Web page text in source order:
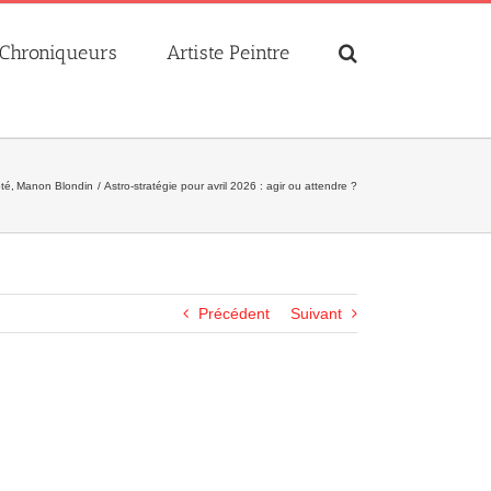
Chroniqueurs Artiste Peintre
Manon Blondin Astro-stratégie pour avril 2026 : agir ou attendre ?
Précédent Suivant